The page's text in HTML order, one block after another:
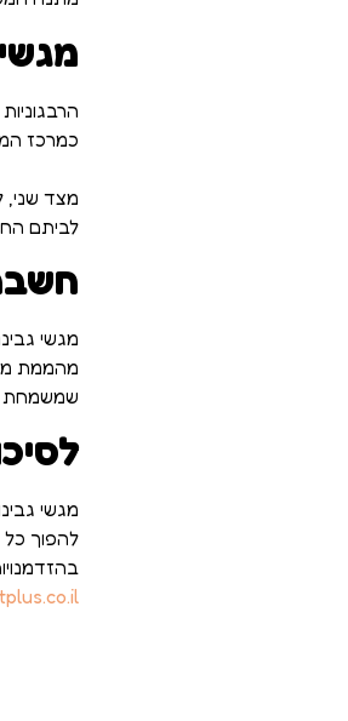
כמרכז
מצד שני,
לביתם
מגשי
מהממת
שמשמחת
מגשי
להפוך כל